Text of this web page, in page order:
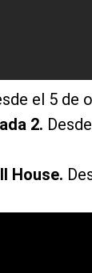
el 5 de
2.
House.